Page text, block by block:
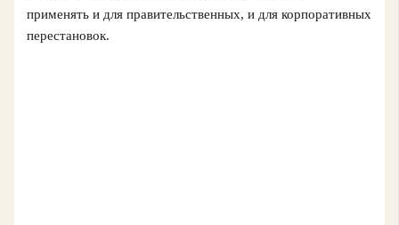
применять и для правительственных, и для корпоративных
перестановок.